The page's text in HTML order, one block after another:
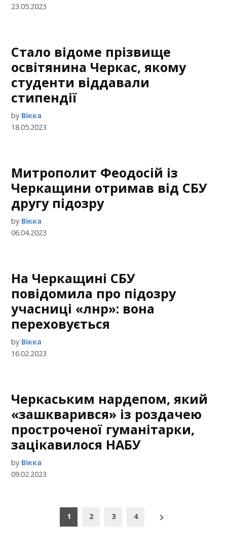
23.05.2023
Стало відоме прізвище
освітянина Черкас, якому
студенти віддавали
стипендії
by Вікка
18.05.2023
Митрополит Феодосій із
Черкащини отримав від СБУ
другу підозру
by Вікка
06.04.2023
На Черкащині СБУ
повідомила про підозру
учасниці «лнр»: вона
переховується
by Вікка
16.02.2023
Черкаським нардепом, який
«зашкварився» із роздачею
простроченої гуманітарки,
зацікавилося НАБУ
by Вікка
09.02.2023
Пагінація
записів
1 2 3 4